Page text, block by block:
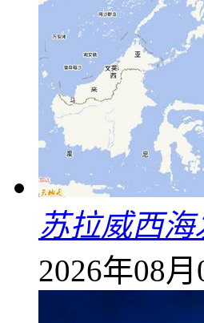
苏拉威西
2026年08